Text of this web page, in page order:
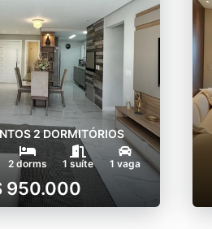
2 DORMITÓRIOS
2 dorms 1 suíte 1 vaga
950.000